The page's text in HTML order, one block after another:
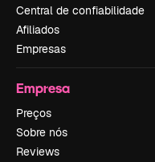
Central de confiabilidade
Afiliados
Empresas
Empresa
Preços
Sobre nós
Reviews